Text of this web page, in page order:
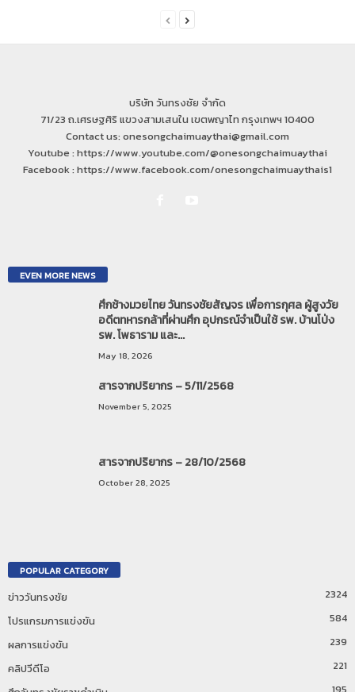
บริษัท วันทรงชัย จำกัด
71/23 ถ.เศรษฐศิริ แขวงสามเสนใน เขตพญาไท กรุงเทพฯ 10400
Contact us: onesongchaimuaythai@gmail.com
Youtube : https://www.youtube.com/@onesongchaimuaythai
Facebook : https://www.facebook.com/onesongchaimuaythais1
EVEN MORE NEWS
ศึกช้างมวยไทย วันทรงชัยสัญจร เพื่อการกุศล ผู้สูงวัย
อดีตทหารกล้าที่ผ่านศึก อุปกรณ์จำเป็นใช้ รพ. บ้านโป่ง
รพ. โพธาราม และ...
May 18, 2026
สารจากปริยากร – 5/11/2568
November 5, 2025
สารจากปริยากร – 28/10/2568
October 28, 2025
POPULAR CATEGORY
ข่าววันทรงชัย
2324
โปรแกรมการแข่งขัน
584
ผลการแข่งขัน
239
คลิปวีดีโอ
221